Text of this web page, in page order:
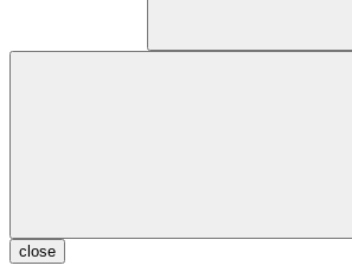
close